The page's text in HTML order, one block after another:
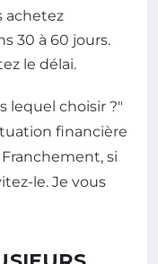
achetez
30 à 60 jours.
le délai.
lequel choisir ?"
financière
si
le. Je vous